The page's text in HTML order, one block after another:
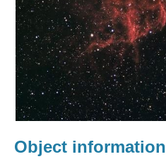
Object information